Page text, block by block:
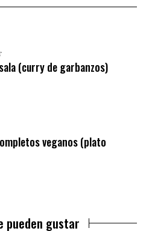
(curry de garbanzos)
veganos (plato
pueden gustar